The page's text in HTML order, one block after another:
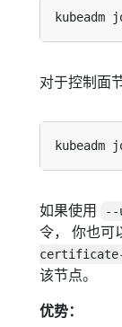
对于控制面
如果使用 --
令， 你也可
该节点。
优势：